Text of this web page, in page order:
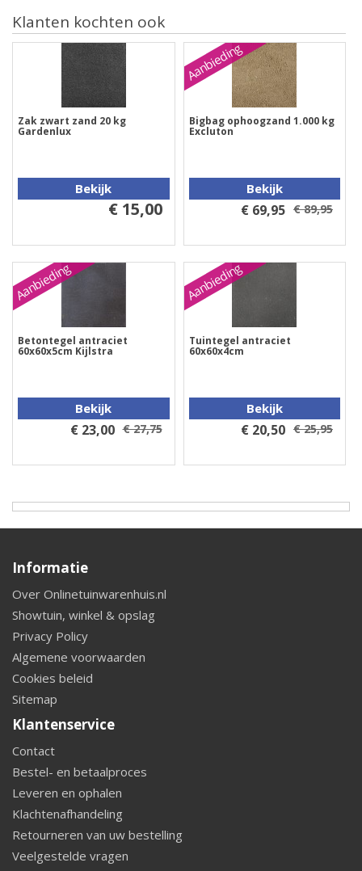
Klanten kochten ook
Zak zwart zand 20 kg
Gardenlux
Bekijk
€ 15,00
Aanbieding
Bigbag ophoogzand 1.000 kg
Excluton
Bekijk
€ 69,95 € 89,95
Aanbieding
Betontegel antraciet
60x60x5cm Kijlstra
Bekijk
€ 23,00 € 27,75
Aanbieding
Tuintegel antraciet
60x60x4cm
Bekijk
€ 20,50 € 25,95
Informatie
Over Onlinetuinwarenhuis.nl
Showtuin, winkel & opslag
Privacy Policy
Algemene voorwaarden
Cookies beleid
Sitemap
Klantenservice
Contact
Bestel- en betaalproces
Leveren en ophalen
Klachtenafhandeling
Retourneren van uw bestelling
Veelgestelde vragen